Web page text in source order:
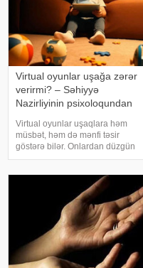
Virtual oyunlar uşağa zərər
verirmi? – Səhiyyə
Nazirliyinin psixoloqundan
Virtual oyunlar uşaqlara həm
müsbət, həm də mənfi təsir
göstərə bilər. Onlardan düzgün
rejimdə istifadə edildikdə zehni
artıq oynanılması fiziki və psixoloji
problemlərə səbəb ola bilər